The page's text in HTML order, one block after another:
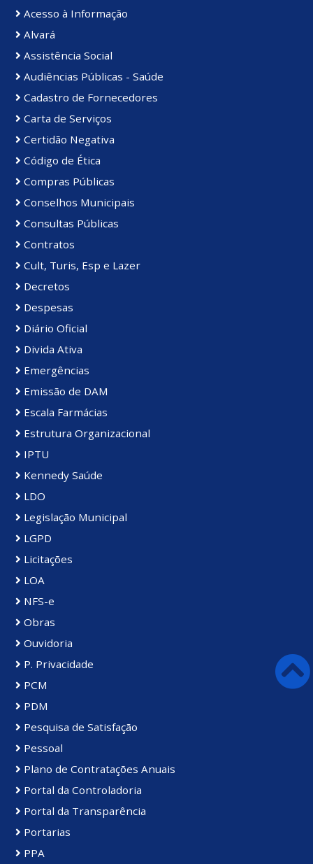
Acesso à Informação
Alvará
Assistência Social
Audiências Públicas - Saúde
Cadastro de Fornecedores
Carta de Serviços
Certidão Negativa
Código de Ética
Compras Públicas
Conselhos Municipais
Consultas Públicas
Contratos
Cult, Turis, Esp e Lazer
Decretos
Despesas
Diário Oficial
Divida Ativa
Emergências
Emissão de DAM
Escala Farmácias
Estrutura Organizacional
IPTU
Kennedy Saúde
LDO
Legislação Municipal
LGPD
Licitações
LOA
NFS-e
Obras
Ouvidoria
P. Privacidade
PCM
PDM
Pesquisa de Satisfação
Pessoal
Plano de Contratações Anuais
Portal da Controladoria
Portal da Transparência
Portarias
PPA